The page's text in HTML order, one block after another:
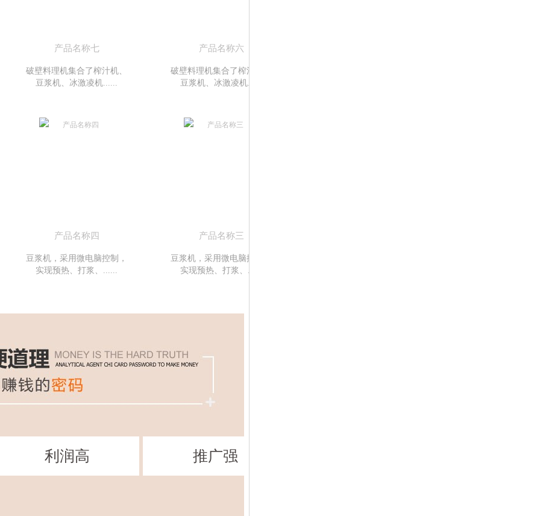
产品名称七
破壁料理机集合了榨汁机、
豆浆机、冰激凌机......
产品名称六
破壁料理机集合了榨汁机、
豆浆机、冰激凌机......
产品名称四
豆浆机，采用微电脑控制，
实现预热、打浆、......
产品名称三
豆浆机，采用微电脑控制，
实现预热、打浆、......
利润高 推广强